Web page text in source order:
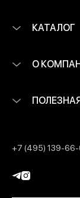
КАТАЛОГ
О
+7 (495) 139-